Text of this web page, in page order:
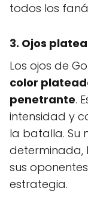
todos los
3. Ojos
Los ojos de
color
penetrante.
intensidad y
la batalla. Su
determinada,
sus
estrategia.